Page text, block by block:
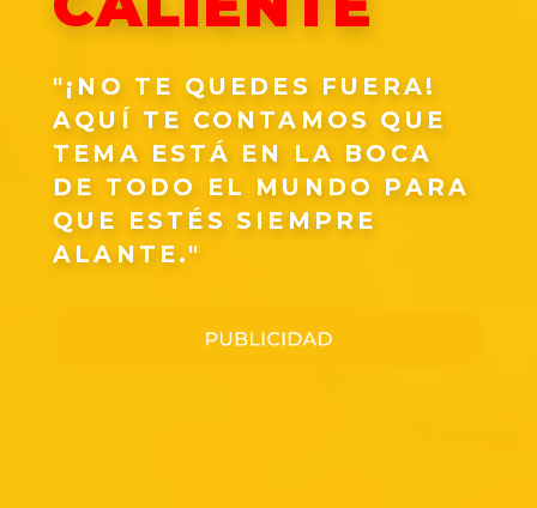
"¡NO TE QUEDES FUERA!
AQUÍ TE CONTAMOS QUE
TEMA ESTÁ EN LA BOCA
DE TODO EL MUNDO PARA
QUE ESTÉS SIEMPRE
ALANTE."